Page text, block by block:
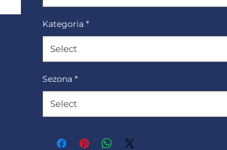
Kategoria *
Select
Sezona *
Select